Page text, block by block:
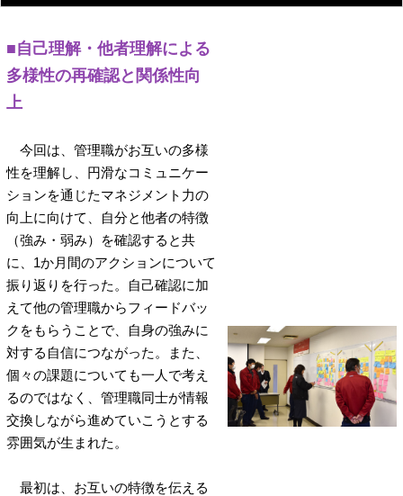
■自己理解・他者理解による
多様性の再確認と関係性向
上
今回は、管理職がお互いの多様
性を理解し、円滑なコミュニケー
ションを通じたマネジメント力の
向上に向けて、自分と他者の特徴
（強み・弱み）を確認すると共
に、1か月間のアクションについて
振り返りを行った。自己確認に加
えて他の管理職からフィードバッ
クをもらうことで、自身の強みに
対する自信につながった。また、
個々の課題についても一人で考え
るのではなく、管理職同士が情報
交換しながら進めていこうとする
雰囲気が生まれた。
最初は、お互いの特徴を伝える